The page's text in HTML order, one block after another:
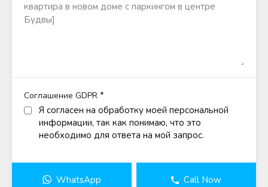
Соглашение GDPR *
Я согласен на обработку моей персональной
информации, так как понимаю, что это
необходимо для ответа на мой запрос.
WhatsApp Call Now